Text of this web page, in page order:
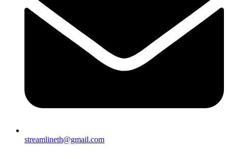
streamlineth@gmail.com